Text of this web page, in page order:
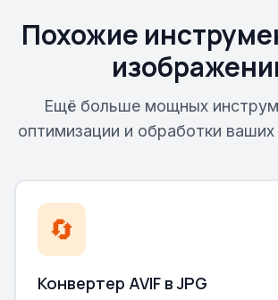
Похожие
Ещё больше мощных
оптимизации и обработки
🔄
Конвертер AVIF в JPG